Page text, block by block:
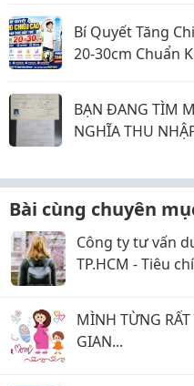
Bí Quyết Tăng
20-30cm Chuẩn
BẠN ĐANG TÌM
NGHĨA THU
Bài cùng chuyên
Công ty tư vấn
TP.HCM - Tiêu
MÌNH TỪNG
GIAN...